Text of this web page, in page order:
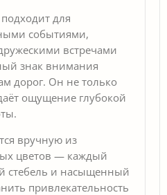
для
событиями,
встречами
знак внимания
дорог. Он не только
ощущение глубокой
вручную из
цветов — каждый
стебель и насыщенный
привлекательность